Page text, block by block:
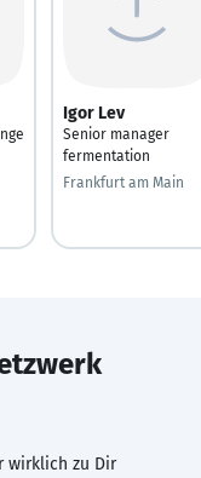
Igor Lev
Senior manager
fermentation
Frankfurt am Main
wirklich zu Dir